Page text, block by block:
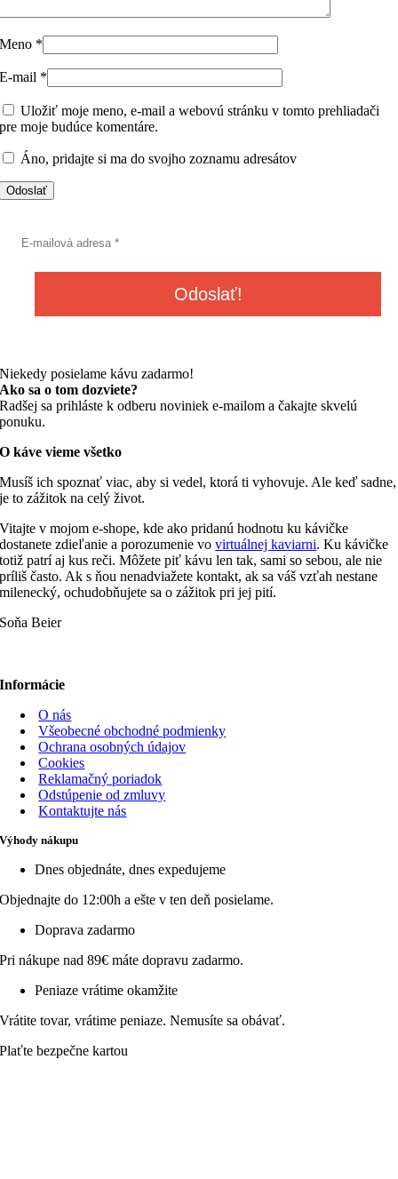
Meno *
E-mail *
Uložiť moje meno, e-mail a webovú stránku v tomto prehliadači
pre moje budúce komentáre.
Áno, pridajte si ma do svojho zoznamu adresátov
Niekedy posielame kávu zadarmo!
Ako sa o tom dozviete?
Radšej sa prihláste k odberu noviniek e-mailom a čakajte skvelú
ponuku.
O káve vieme všetko
Musíš ich spoznať viac, aby si vedel, ktorá ti vyhovuje. Ale keď sadne,
je to zážitok na celý život.
Vitajte v mojom e-shope, kde ako pridanú hodnotu ku kávičke
dostanete zdieľanie a porozumenie vovirtuálnej kaviarni. Ku kávičke
totiž patrí aj kus reči. Môžete piť kávu len tak, sami so sebou, ale nie
príliš často. Ak s ňou nenadviažete kontakt, ak sa váš vzťah nestane
milenecký, ochudobňujete sa o zážitok pri jej pití.
Soňa Beier
Informácie
O nás
Všeobecné obchodné podmienky
Ochrana osobných údajov
Cookies
Reklamačný poriadok
Odstúpenie od zmluvy
Kontaktujte nás
Výhody nákupu
Dnes objednáte, dnes expedujeme
Objednajte do 12:00h a ešte v ten deň posielame.
Doprava zadarmo
Pri nákupe nad 89€ máte dopravu zadarmo.
Peniaze vrátime okamžite
Vrátite tovar, vrátime peniaze. Nemusíte sa obávať.
Plaťte bezpečne kartou